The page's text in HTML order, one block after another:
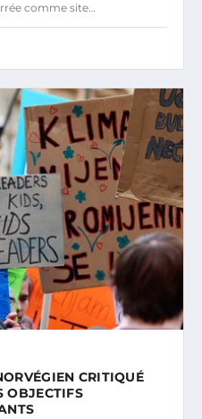
comme site…
CRITIQUÉ
OBJECTIFS